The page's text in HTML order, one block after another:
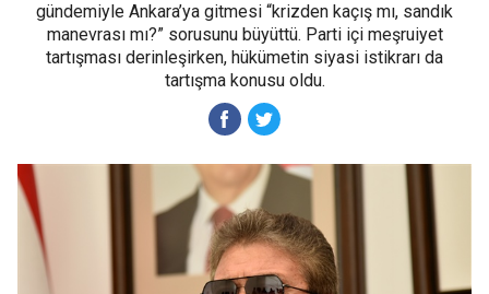
gündemiyle Ankara’ya gitmesi “krizden kaçış mı, sandık
manevrası mı?” sorusunu büyüttü. Parti içi meşruiyet
tartışması derinleşirken, hükümetin siyasi istikrarı da
tartışma konusu oldu.